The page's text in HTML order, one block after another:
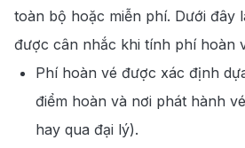
toàn bộ hoặc miễn phí. Dưới đây
được cân nhắc khi tính phí hoàn
Phí hoàn vé được xác định
điểm hoàn và nơi phát hành
hay qua đại lý).